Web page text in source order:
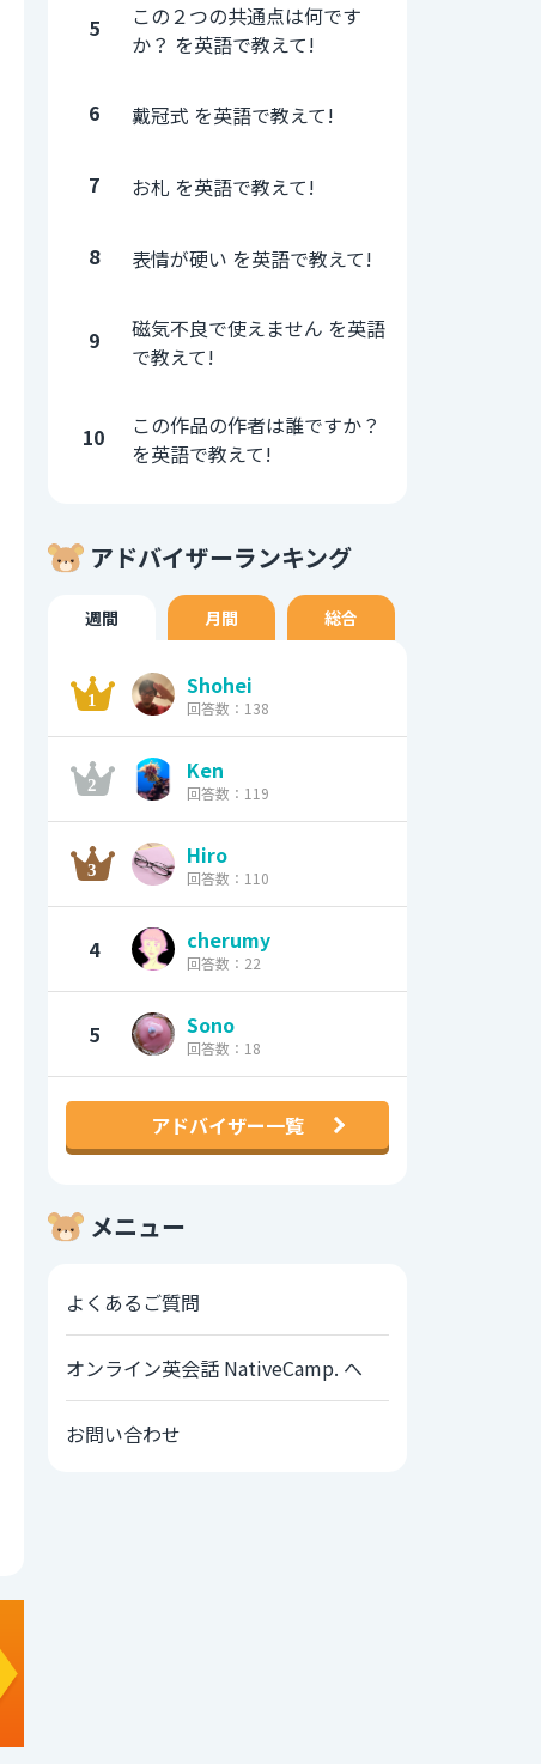
5
この２つの共通点は何です
か？ を英語で教えて!
6 戴冠式 を英語で教えて!
7 お札 を英語で教えて!
8 表情が硬い を英語で教えて!
9
磁気不良で使えません を英語
で教えて!
10
この作品の作者は誰ですか？
を英語で教えて!
アドバイザーランキング
週間 月間 総合
Shohei
回答数：138
Ken
回答数：119
Hiro
回答数：110
4 cherumy
回答数：22
5 Sono
回答数：18
アドバイザー一覧
メニュー
よくあるご質問
オンライン英会話 NativeCamp. へ
お問い合わせ